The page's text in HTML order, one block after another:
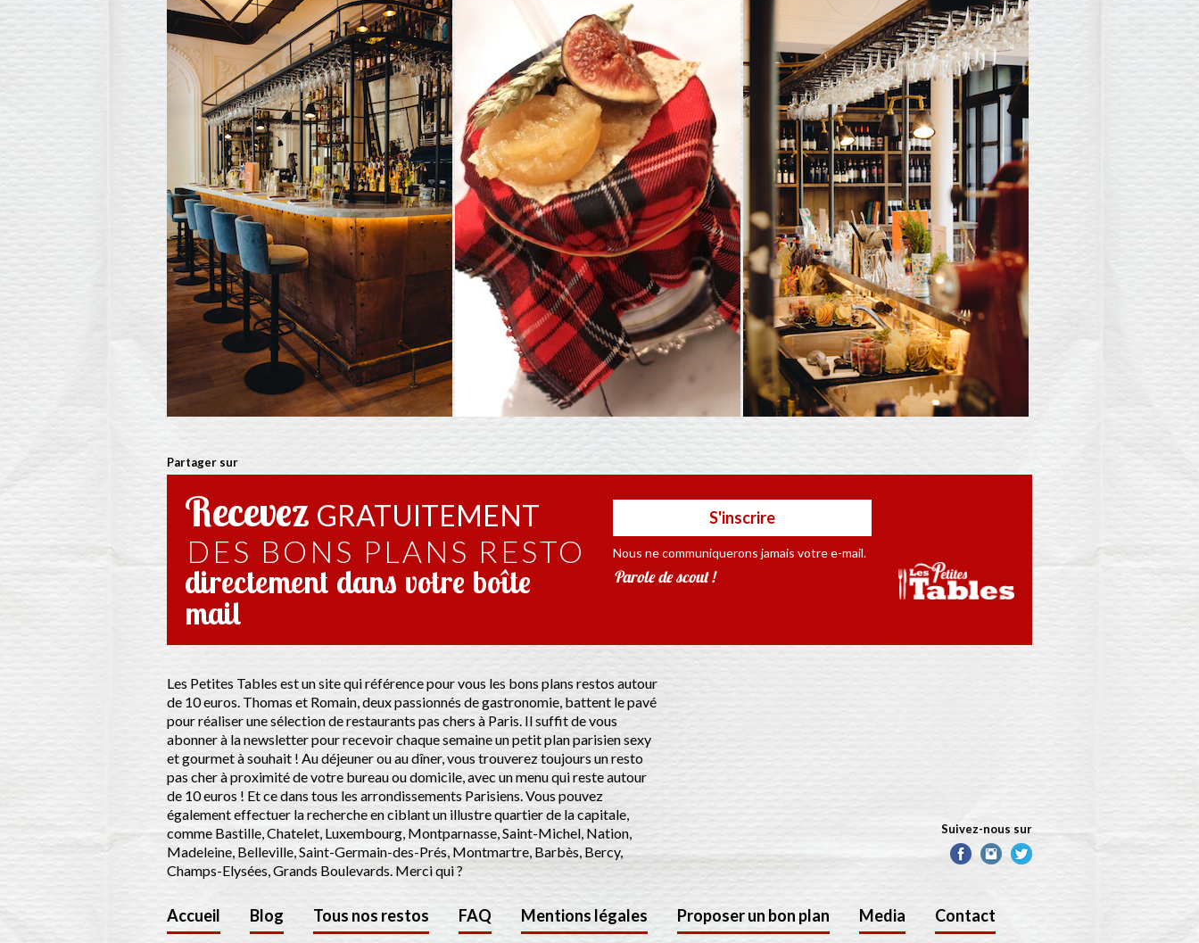
Partager sur
Recevez GRATUITEMENT
DES BONS PLANS RESTO
directement dans votre boîte
mail
S'inscrire
Nous ne communiquerons jamais votre e-mail.
Parole de scout !
Les Petites Tables est un site qui référence pour vous les bons plans restos autour
de 10 euros. Thomas et Romain, deux passionnés de gastronomie, battent le pavé
pour réaliser une sélection de restaurants pas chers à Paris. Il suffit de vous
abonner à la newsletter pour recevoir chaque semaine un petit plan parisien sexy
et gourmet à souhait ! Au déjeuner ou au dîner, vous trouverez toujours un resto
pas cher à proximité de votre bureau ou domicile, avec un menu qui reste autour
de 10 euros ! Et ce dans tous les arrondissements Parisiens. Vous pouvez
également effectuer la recherche en ciblant un illustre quartier de la capitale,
comme Bastille, Chatelet, Luxembourg, Montparnasse, Saint-Michel, Nation,
Madeleine, Belleville, Saint-Germain-des-Prés, Montmartre, Barbès, Bercy,
Champs-Elysées, Grands Boulevards. Merci qui ?
Suivez-nous sur
Accueil Blog Tous nos restos FAQ Mentions légales Proposer un bon plan Media Contact